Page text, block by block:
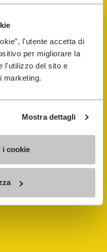
l'utente accetta di
per migliorare la
l'utilizzo del sito e
marketing.
Mostra dettagli
i cookie